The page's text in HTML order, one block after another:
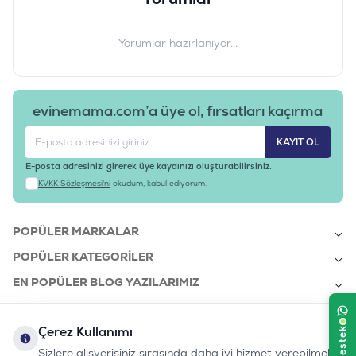
Bezelye, Hamsi Unu,
Hamsi Yağı,
Nükleotit Maya Proteini,
Mineraller,
Deniz Yosunu,
Avizeağacı Özütü,
Kızılcık Tozu,
ANALİTİK BİLEŞENLER
Ham Kül: 7%
Ham Selüloz: 3%
Yorumlar hazırlanıyor...
evinemama.com’a üye ol, fırsatları kaçırma
KAYIT OL
E-posta adresinizi girerek üye kaydınızı oluşturabilirsiniz.
KVKK Sözleşmesi'ni okudum, kabul ediyorum.
POPÜLER MARKALAR
POPÜLER KATEGORILER
EN POPÜLER BLOG YAZILARIMIZ
KURUMSAL
Çerez Kullanımı
Sizlere alışverişiniz sırasında daha iyi hizmet verebilmek